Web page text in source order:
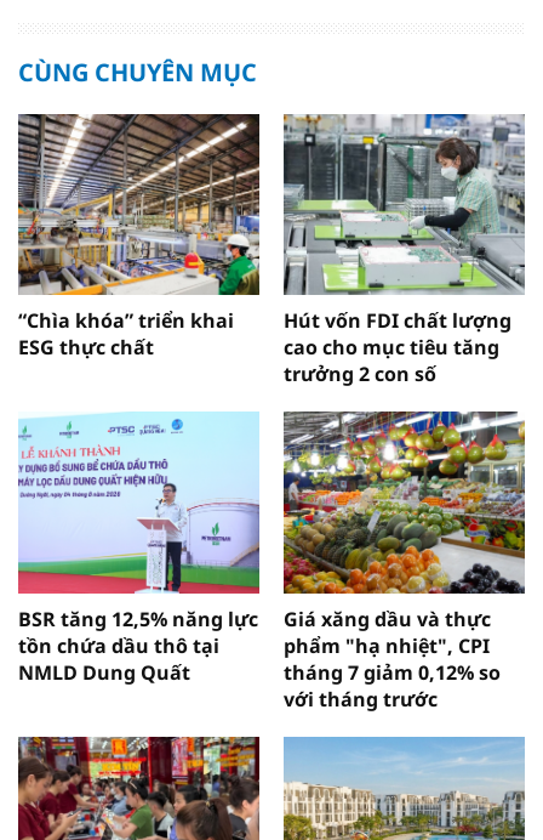
CÙNG CHUYÊN MỤC
“Chìa khóa” triển khai
ESG thực chất
Hút vốn FDI chất lượng
cao cho mục tiêu tăng
trưởng 2 con số
BSR tăng 12,5% năng lực
tồn chứa dầu thô tại
NMLD Dung Quất
Giá xăng dầu và thực
phẩm "hạ nhiệt", CPI
tháng 7 giảm 0,12% so
với tháng trước